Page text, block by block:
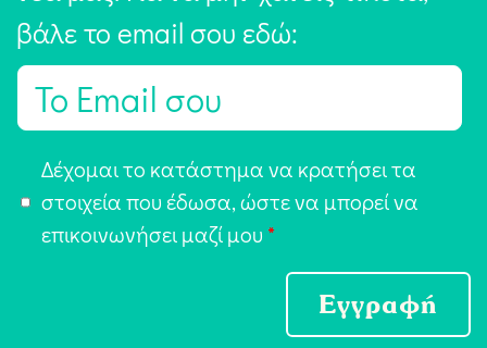
βάλε το email σου εδώ:
E
π
Δέχομαι το κατάστημα να κρατήσει τα
στοιχεία που έδωσα, ώστε να μπορεί να
επικοινωνήσει μαζί μου *
Εγγραφή